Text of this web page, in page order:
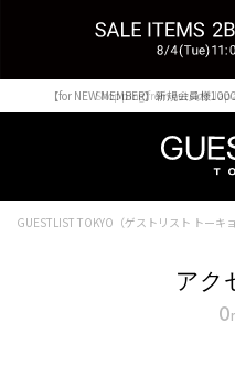
Shopping from outside
【for NEW MEMBER】新規会員
GUESTLIST TOKYO（ゲストリスト トーキ
アク
0